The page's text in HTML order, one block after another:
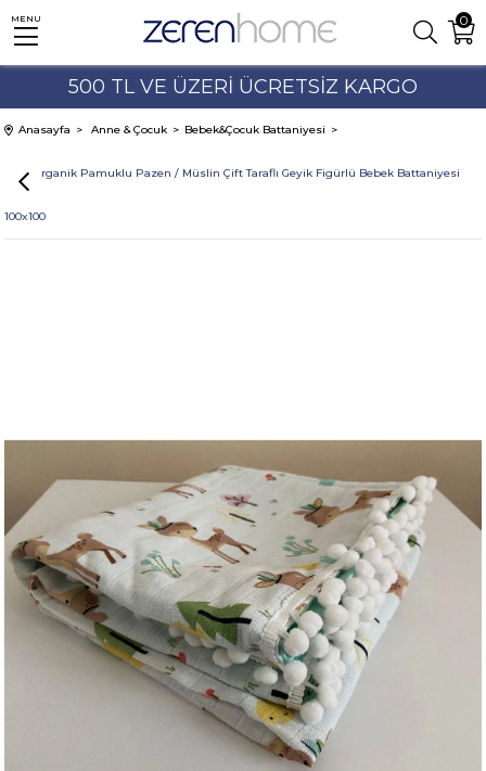
%10'A VARAN İNDİRİMLER
500 TL VE ÜZERİ ÜCRETSİZ KARGO
0
MENU
Anasayfa Anne & Çocuk Bebek&Çocuk Battaniyesi
%100 Organik Pamuklu Pazen / Müslin Çift Taraflı Geyik Figürlü Bebek Battaniyesi
100x100